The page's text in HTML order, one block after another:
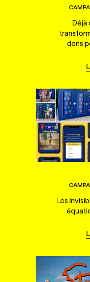
Déjà
dons
Les